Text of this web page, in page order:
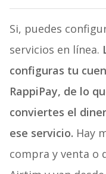
Si, puedes
servicios en línea.
configuras tu
RappiPay, de lo
conviertes el
ese servicio. Hay
compra y venta o